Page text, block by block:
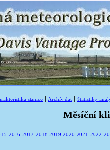
stanice | Archív dat | Statistiky-
Měsíční
2016 2017 2018 2019 2020 2021 2022